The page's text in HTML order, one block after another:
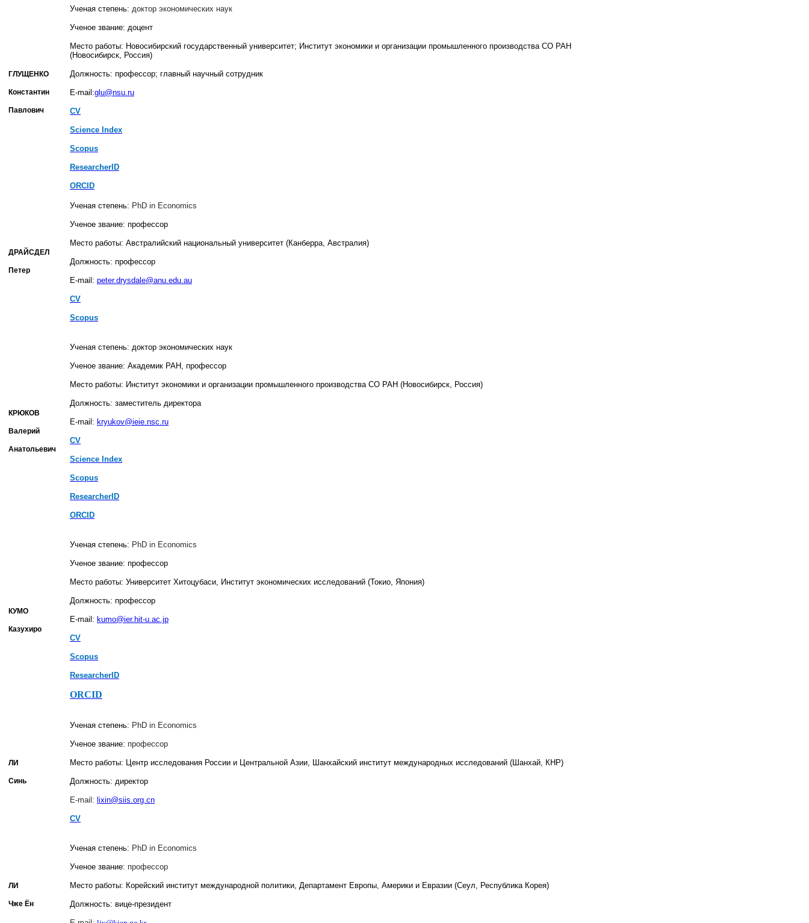
ГЛУЩЕНКО
Константин
Павлович
Ученая степень: доктор экономических наук
Ученое звание: доцент
Место работы: Новосибирский государственный университет; Институт экономики и организации промышленного производства СО РАН
(Новосибирск, Россия)
Должность: профессор; главный научный сотрудник
E-mail :glu@nsu.ru
CV
Sсience Index
Scopus
ResearcherID
ORCID
ДРАЙСДЕЛ
Петер
Ученая степень: PhD in Economics
Ученое звание: профессор
Место работы: Австралийский национальный университет (Канберра, Австралия)
Должность: профессор
E-mail: peter.drysdale@anu.edu.au
CV
Scopus
КРЮКОВ
Валерий
Анатольевич
Ученая степень: доктор экономических наук
Ученое звание: Академик РАН, профессор
Место работы: Институт экономики и организации промышленного производства СО РАН (Новосибирск, Россия)
Должность: заместитель директора
E-mail: kryukov@ieie.nsc.ru
CV
Sсience Index
Scopus
ResearcherID
ORCID
КУМО
Казухиро
Ученая степень: PhD in Economics
Ученое звание: профессор
Место работы: Университет Хитоцубаси, Институт экономических исследований (Токио, Япония)
Должность: профессор
E-mail : kumo@ier.hit-u.ac.jp
CV
Scopus
ResearcherID
ORCID
ЛИ
Синь
Ученая степень: PhD in Economics
Ученое звание: профессор
Место работы: Центр исследования России и Центральной Азии, Шанхайский институт международных исследований (Шанхай, КНР)
Должность: директор
E-mail: lixin@siis.org.cn
CV
ЛИ
Чже Ён
Ученая степень: PhD in Economics
Ученое звание: профессор
Место работы: Корейский институт международной политики, Департамент Европы, Америки и Евразии (Сеул, Республика Корея)
Должность: вице-президент